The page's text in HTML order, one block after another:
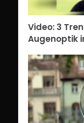
Video: 3
Augenoptik